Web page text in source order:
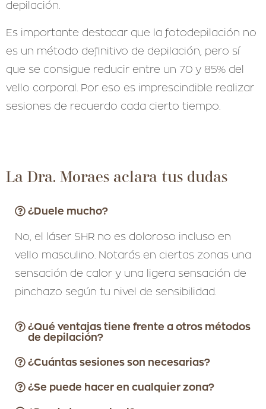
depilación.
Es importante destacar que la fotodepilación no
es un método definitivo de depilación, pero sí
que se consigue reducir entre un 70 y 85% del
vello corporal. Por eso es imprescindible realizar
sesiones de recuerdo cada cierto tiempo.
La Dra. Moraes aclara tus dudas
¿Duele mucho?
No, el láser SHR no es doloroso incluso en
vello masculino. Notarás en ciertas zonas una
sensación de calor y una ligera sensación de
pinchazo según tu nivel de sensibilidad.
¿Qué ventajas tiene frente a otros métodos
de depilación?
¿Cuántas sesiones son necesarias?
¿Se puede hacer en cualquier zona?